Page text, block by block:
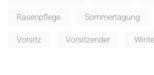
Rasenpflege Sommertagung
Vorsitz Vorsitzender